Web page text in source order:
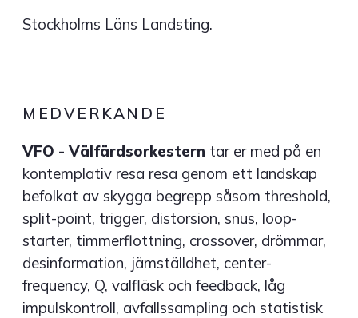
Stockholms Läns Landsting.
MEDVERKANDE
VFO - Välfärdsorkestern tar er med på en
kontemplativ resa resa genom ett landskap
befolkat av skygga begrepp såsom threshold,
split-point, trigger, distorsion, snus, loop-
starter, timmerflottning, crossover, drömmar,
desinformation, jämställdhet, center-
frequency, Q, valfläsk och feedback, låg
impulskontroll, avfallssampling och statistisk